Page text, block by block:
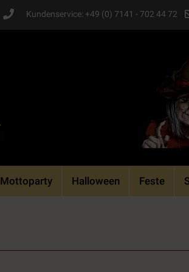
Kundenservice: +49 (0) 7141 - 702 44 72
Mottoparty Halloween Feste